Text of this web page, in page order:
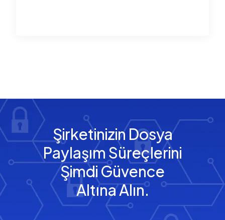
Şirketinizin Dosya
Paylaşım Süreçlerini
Şimdi Güvence
Altına Alın.